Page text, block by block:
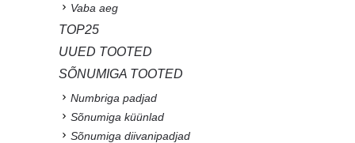
Vaba aeg
TOP25
UUED TOOTED
SÕNUMIGA TOOTED
Numbriga padjad
Sõnumiga küünlad
Sõnumiga diivanipadjad